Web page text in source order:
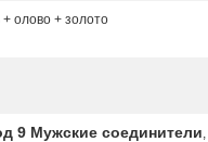
олово + золото
9 Мужские соединители,